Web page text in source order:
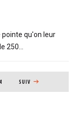
qu'on leur
250...
PAGE
4 PAGE SUIVANTE
SUIV